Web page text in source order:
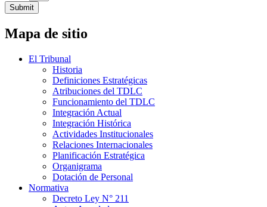
Submit
Mapa de sitio
El Tribunal
Historia
Definiciones Estratégicas
Atribuciones del TDLC
Funcionamiento del TDLC
Integración Actual
Integración Histórica
Actividades Institucionales
Relaciones Internacionales
Planificación Estratégica
Organigrama
Dotación de Personal
Normativa
Decreto Ley N° 211